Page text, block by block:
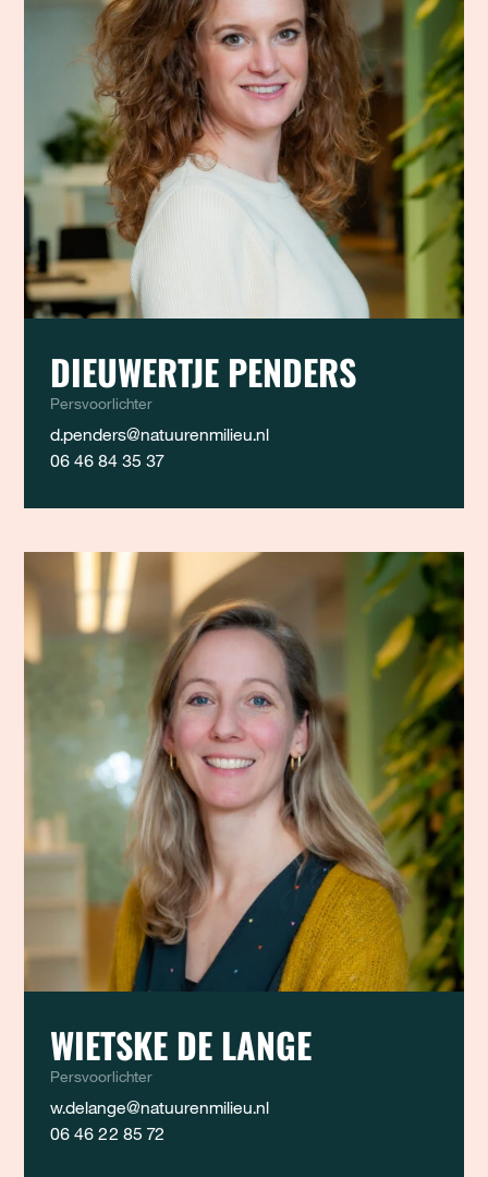
DIEUWERTJE PENDERS
Persvoorlichter
d.penders@natuurenmilieu.nl
06 46 84 35 37
WIETSKE DE LANGE
Persvoorlichter
w.delange@natuurenmilieu.nl
06 46 22 85 72